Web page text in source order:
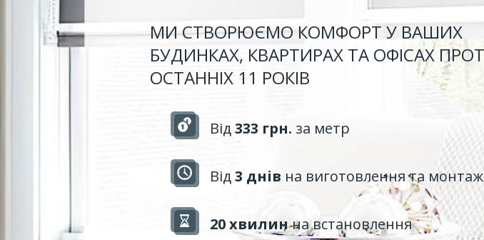
МИ СТВОРЮЄМО КОМФОРТ У ВАШИХ
БУДИНКАХ, КВАРТИРАХ ТА ОФІСАХ
ОСТАННІХ 11 РОКІВ
Від333 грн. за метр
Від3 днів на виготовлення та монтаж
20 хвилинна встановлення